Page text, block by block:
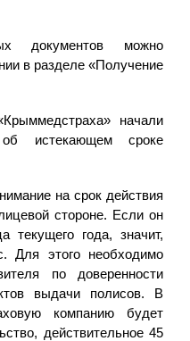
документов можно
в разделе «Получение
начали
об истекающем сроке
на срок действия
стороне. Если он
текущего года, значит,
Для этого необходимо
по доверенности
выдачи полисов. В
компанию будет
действительное 45